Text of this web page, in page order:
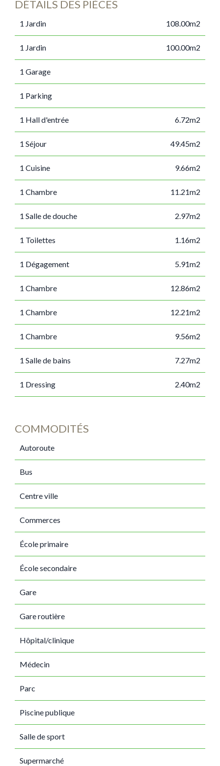
DÉTAILS DES PIÈCES
1 Jardin 108.00m2
1 Jardin 100.00m2
1 Garage
1 Parking
1 Hall d'entrée 6.72m2
1 Séjour 49.45m2
1 Cuisine 9.66m2
1 Chambre 11.21m2
1 Salle de douche 2.97m2
1 Toilettes 1.16m2
1 Dégagement 5.91m2
1 Chambre 12.86m2
1 Chambre 12.21m2
1 Chambre 9.56m2
1 Salle de bains 7.27m2
1 Dressing 2.40m2
COMMODITÉS
Autoroute
Bus
Centre ville
Commerces
École primaire
École secondaire
Gare
Gare routière
Hôpital/clinique
Médecin
Parc
Piscine publique
Salle de sport
Supermarché